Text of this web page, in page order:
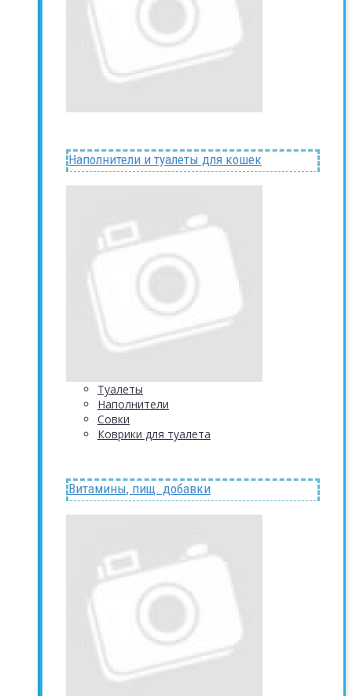
Наполнители и туалеты для кошек
Туалеты
Наполнители
Совки
Коврики для туалета
Витамины, пищ. добавки